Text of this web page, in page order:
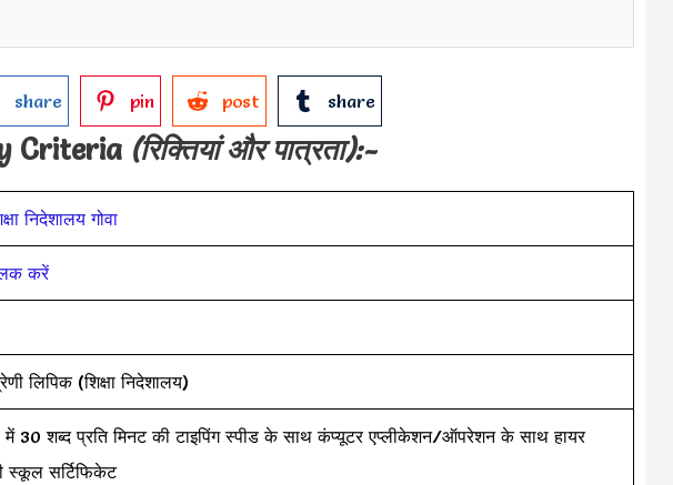
share pin post share
Criteria (रिक्तियां और पात्रता):-
निदेशालय गोवा
करें
लिपिक (शिक्षा निदेशालय)
में 30 शब्द प्रति मिनट की टाइपिंग स्पीड के साथ कंप्यूटर एप्लीकेशन/ऑपरेशन के साथ हायर
स्कूल सर्टिफिकेट